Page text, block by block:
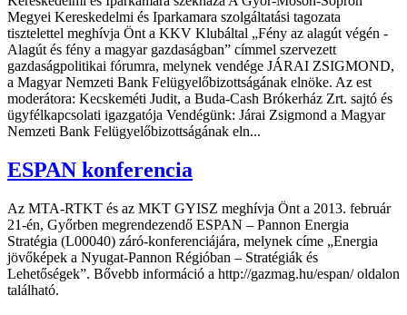
Megyei Kereskedelmi és Iparkamara szolgáltatási tagozata
tisztelettel meghívja Önt a KKV Klubáltal „Fény az alagút végén -
Alagút és fény a magyar gazdaságban” címmel szervezett
gazdaságpolitikai fórumra, melynek vendége JÁRAI ZSIGMOND,
a Magyar Nemzeti Bank Felügyelőbizottságának elnöke. Az est
moderátora: Kecskeméti Judit, a Buda-Cash Brókerház Zrt. sajtó és
ügyfélkapcsolati igazgatója Vendégünk: Járai Zsigmond a Magyar
Nemzeti Bank Felügyelőbizottságának eln...
ESPAN konferencia
Az MTA-RTKT és az MKT GYISZ meghívja Önt a 2013. február
21-én, Győrben megrendezendő ESPAN – Pannon Energia
Stratégia (L00040) záró-konferenciájára, melynek címe „Energia
jövőképek a Nyugat-Pannon Régióban – Stratégiák és
Lehetőségek”. Bővebb információ a http://gazmag.hu/espan/ oldalon
található.